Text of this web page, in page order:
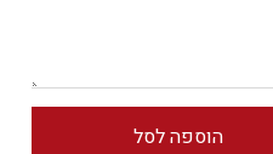
הוספה לסל